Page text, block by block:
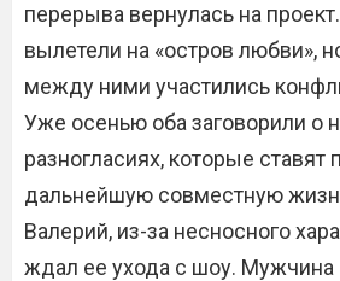
перерыва вернулась на
вылетели на «остров любви»,
между ними участились
Уже осенью оба заговорили о
разногласиях, которые ставят
дальнейшую совместную
Валерий, из-за несносного
ждал ее ухода с шоу. Мужчина